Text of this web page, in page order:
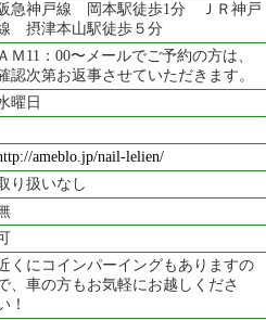
急神戸線 岡本駅徒歩1分 ＪＲ神戸
摂津本山駅徒歩５分
ＡＭ11：00〜メールでご予約の方は、
認次第お返事させていただきます。
曜日
ameblo.jp/nail-lelien/
り扱いなし
くにコインパーイングもありますの
、車の方もお気軽にお越しくださ
！